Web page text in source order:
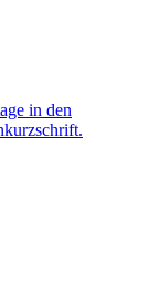
in den